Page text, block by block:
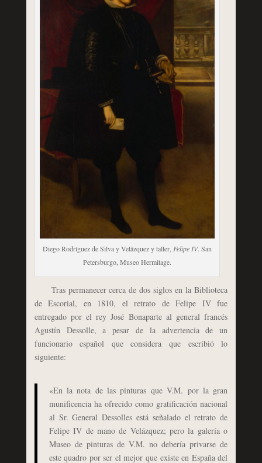
Diego Rodríguez de Silva y Velázquez y taller, Felipe IV. San
Petersburgo, Museo Hermitage.
Tras permanecer cerca de dos siglos en la Biblioteca
de Escorial, en 1810, el retrato de Felipe IV fue
entregado por el rey José Bonaparte al general francés
Agustín Dessolle, a pesar de la advertencia de un
funcionario español que considera que escribió lo
siguiente:
«En la nota de las pinturas que V.M. por la gran
munificencia ha ofrecido como gratificación nacional
al Sr. General Dessolles está señalado el retrato de
Felipe IV de mano de Velázquez; pero la galería o
Museo de pinturas de V.M. no debería privarse de
este quadro por ser el mejor que existe en España del